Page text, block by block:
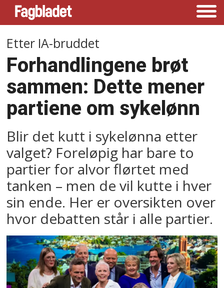
Etter IA-bruddet
Forhandlingene brøt
sammen: Dette mener
partiene om sykelønn
Blir det kutt i sykelønna etter
valget? Foreløpig har bare to
partier for alvor flørtet med
tanken – men de vil kutte i hver
sin ende. Her er oversikten over
hvor debatten står i alle partier.